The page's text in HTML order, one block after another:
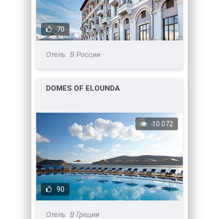
70
В России
DOMES OF ELOUNDA
90
10 072
В Греции